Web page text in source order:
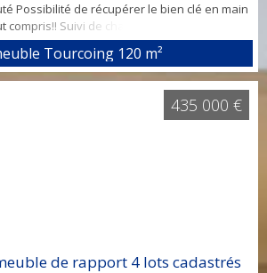
Possibilité de récupérer le bien clé en main
compris!! Suivi de chantier ameublement
de locataire A partir de 2500 euros En
agence spécialisée dans
Contact Domenico 0761136226
Secteur Tourcoing à proximité immédiate
Tourcoing 120 m²
de rapport 4 lots cadastrés
435 000 €